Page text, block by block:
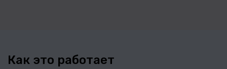
Как это работает